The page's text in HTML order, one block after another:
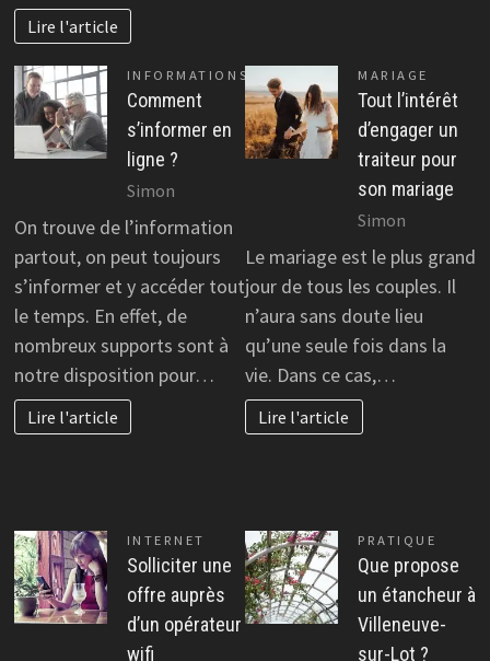
Lire l'article
INFORMATIONS
Comment
s’informer en
ligne ?
Simon
On trouve de l’information
partout, on peut toujours
s’informer et y accéder tout
le temps. En effet, de
nombreux supports sont à
notre disposition pour…
Lire l'article
MARIAGE
Tout l’intérêt
d’engager un
traiteur pour
son mariage
Simon
Le mariage est le plus grand
jour de tous les couples. Il
n’aura sans doute lieu
qu’une seule fois dans la
vie. Dans ce cas,…
Lire l'article
INTERNET
Solliciter une
offre auprès
d’un opérateur
wifi
PRATIQUE
Que propose
un étancheur à
Villeneuve-
sur-Lot ?